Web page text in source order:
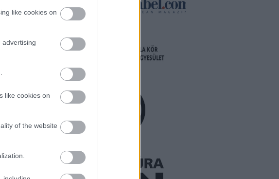
like cookies on
advertising
like cookies on
of the website